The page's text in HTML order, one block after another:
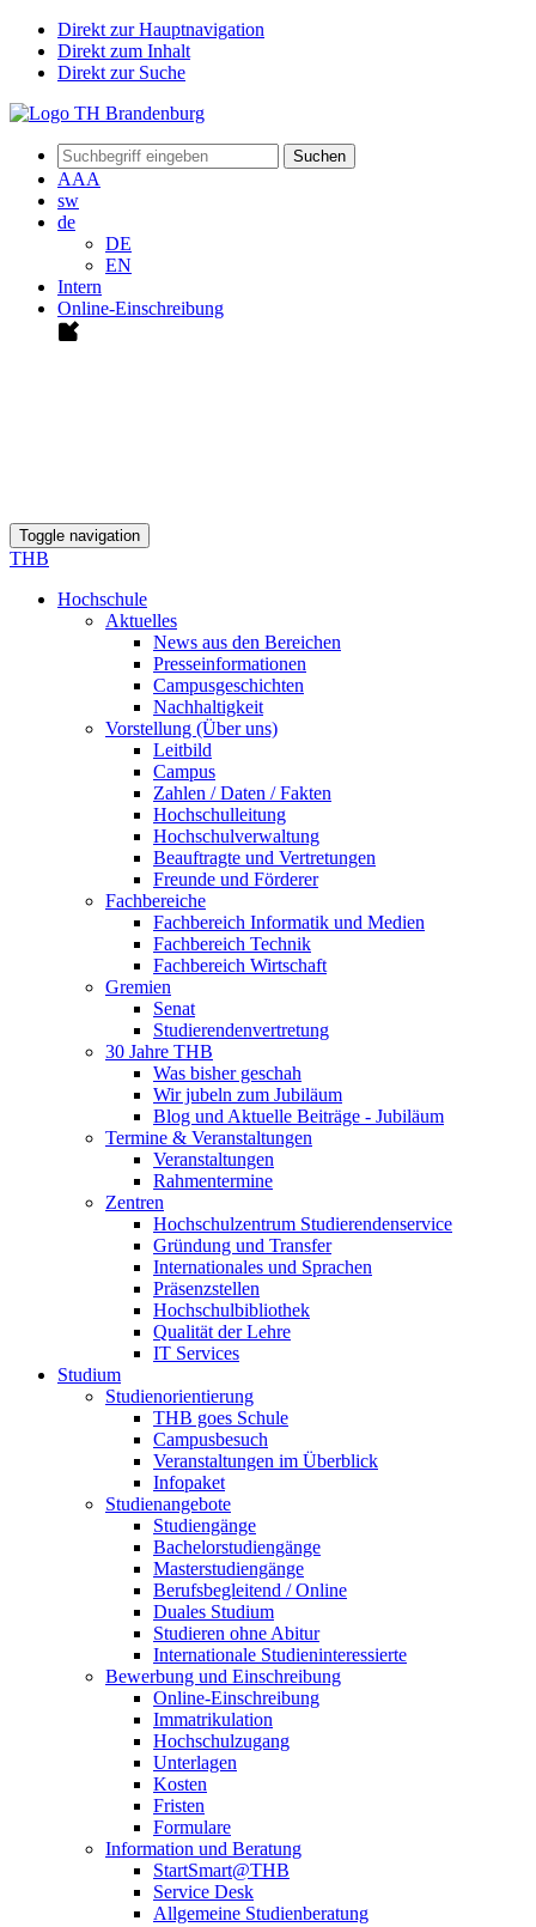
Direkt zur Hauptnavigation
Direkt zum Inhalt
Direkt zur Suche
Suchen
AAA
sw
de
DE
EN
Intern
Online-Einschreibung
Toggle navigation
THB
Hochschule
Aktuelles
News aus den Bereichen
Presseinformationen
Campusgeschichten
Nachhaltigkeit
Vorstellung (Über uns)
Leitbild
Campus
Zahlen / Daten / Fakten
Hochschulleitung
Hochschulverwaltung
Beauftragte und Vertretungen
Freunde und Förderer
Fachbereiche
Fachbereich Informatik und Medien
Fachbereich Technik
Fachbereich Wirtschaft
Gremien
Senat
Studierendenvertretung
30 Jahre THB
Was bisher geschah
Wir jubeln zum Jubiläum
Blog und Aktuelle Beiträge - Jubiläum
Termine & Veranstaltungen
Veranstaltungen
Rahmentermine
Zentren
Hochschulzentrum Studierendenservice
Gründung und Transfer
Internationales und Sprachen
Präsenzstellen
Hochschulbibliothek
Qualität der Lehre
IT Services
Studium
Studienorientierung
THB goes Schule
Campusbesuch
Veranstaltungen im Überblick
Infopaket
Studienangebote
Studiengänge
Bachelorstudiengänge
Masterstudiengänge
Berufsbegleitend / Online
Duales Studium
Studieren ohne Abitur
Internationale Studieninteressierte
Bewerbung und Einschreibung
Online-Einschreibung
Immatrikulation
Hochschulzugang
Unterlagen
Kosten
Fristen
Formulare
Information und Beratung
StartSmart@THB
Service Desk
Allgemeine Studienberatung